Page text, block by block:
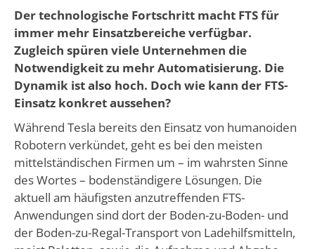
Der technologische Fortschritt macht FTS für
immer mehr Einsatzbereiche verfügbar.
Zugleich spüren viele Unternehmen die
Notwendigkeit zu mehr Automatisierung. Die
Dynamik ist also hoch. Doch wie kann der FTS-
Einsatz konkret aussehen?
Während Tesla bereits den Einsatz von humanoiden
Robotern verkündet, geht es bei den meisten
mittelständischen Firmen um – im wahrsten Sinne
des Wortes – bodenständigere Lösungen. Die
aktuell am häufigsten anzutreffenden FTS-
Anwendungen sind dort der Boden-zu-Boden- und
der Boden-zu-Regal-Transport von Ladehilfsmitteln,